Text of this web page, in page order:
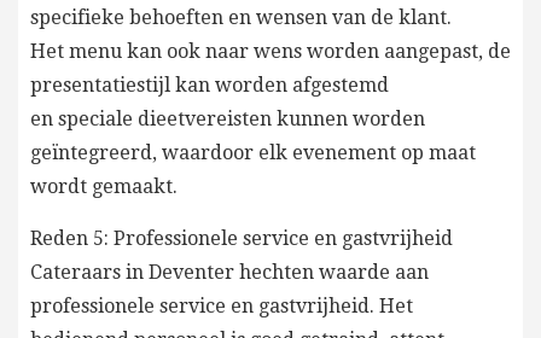
specifieke behoeften en wensen van de klant.
Het menu kan ook naar wens worden aangepast, de
presentatiestijl kan worden afgestemd
en speciale dieetvereisten kunnen worden
geïntegreerd, waardoor elk evenement op maat
wordt gemaakt.
Reden 5: Professionele service en gastvrijheid
Cateraars in Deventer hechten waarde aan
professionele service en gastvrijheid. Het